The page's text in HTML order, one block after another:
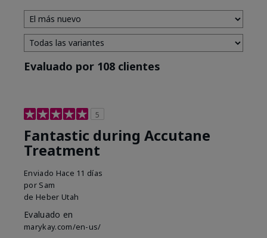
Evaluado por 108 clientes
5
Fantastic during Accutane
Treatment
Enviado Hace 11 días
por Sam
de Heber Utah
Evaluado en
marykay.com/en-us/